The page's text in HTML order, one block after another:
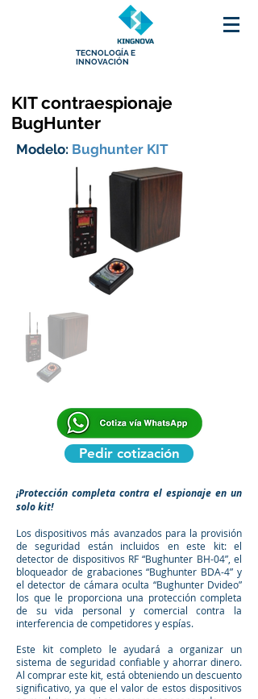
TECNOLOGÍA E
INNOVACIÓN
KIT contraespionaje
BugHunter
Modelo: Bughunter KIT
Pedir cotización
¡Protección completa contra el espionaje en un
solo kit!
Los dispositivos más avanzados para la provisión
de seguridad están incluidos en este kit: el
detector de dispositivos RF “Bughunter BH-04”, el
bloqueador de grabaciones “Bughunter BDA-4” y
el detector de cámara oculta “Bughunter Dvideo”
los que le proporciona una protección completa
de su vida personal y comercial contra la
interferencia de competidores y espías.
Este kit completo le ayudará a organizar un
sistema de seguridad confiable y ahorrar dinero.
Al comprar este kit, está obteniendo un descuento
significativo, ya que el valor de estos dispositivos